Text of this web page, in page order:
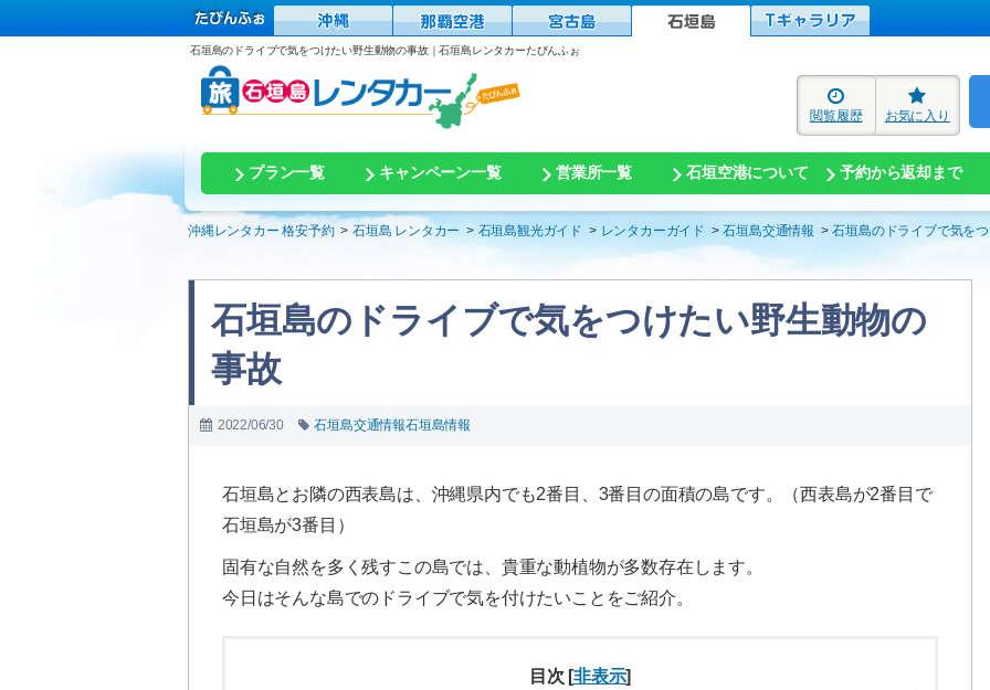
石垣島のドライブで気をつけたい野生動物の事故｜石垣島レンタカーたびんふぉ
閲覧履歴 お気に入り
プラン一覧 キャンペーン一覧 営業所一覧 石垣空港について 予約から返却まで
沖縄レンタカー 格安予約 石垣島 レンタカー 石垣島観光ガイド レンタカーガイド 石垣島交通情報 石垣島のドライブで気を
石垣島のドライブで気をつけたい野生動物の
事故
2022/06/30 石垣島交通情報石垣島情報
石垣島とお隣の西表島は、沖縄県内でも2番目、3番目の面積の島です。（西表島が2番目で
石垣島が3番目）
固有な自然を多く残すこの島では、貴重な動植物が多数存在します。
今日はそんな島でのドライブで気を付けたいことをご紹介。
目次 [非表示]